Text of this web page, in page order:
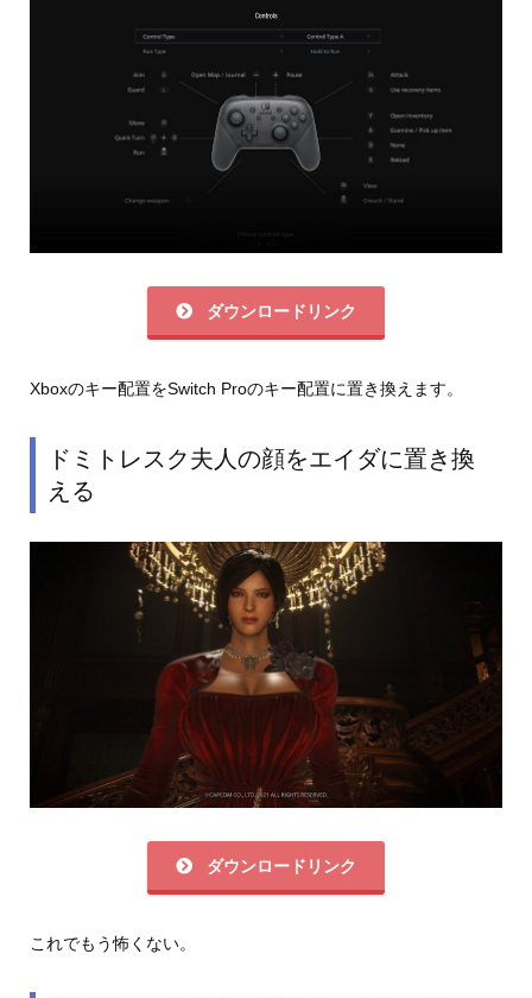
ダウンロードリンク
Xboxのキー配置をSwitch Proのキー配置に置き換えます。
ドミトレスク夫人の顔をエイダに置き換
える
ダウンロードリンク
これでもう怖くない。